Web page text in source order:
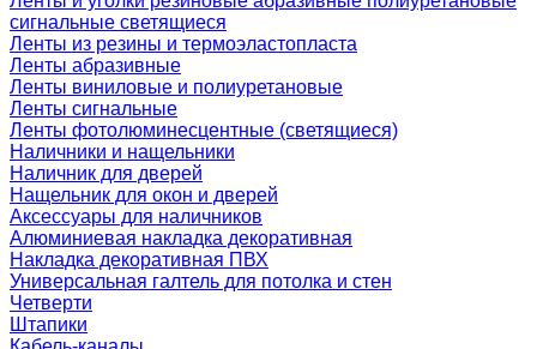
сигнальные светящиеся
Ленты из резины и термоэластопласта
Ленты абразивные
Ленты виниловые и полиуретановые
Ленты сигнальные
Ленты фотолюминесцентные (светящиеся)
Наличники и нащельники
Наличник для дверей
Нащельник для окон и дверей
Аксессуары для наличников
Алюминиевая накладка декоративная
Накладка декоративная ПВХ
Универсальная галтель для потолка и стен
Четверти
Штапики